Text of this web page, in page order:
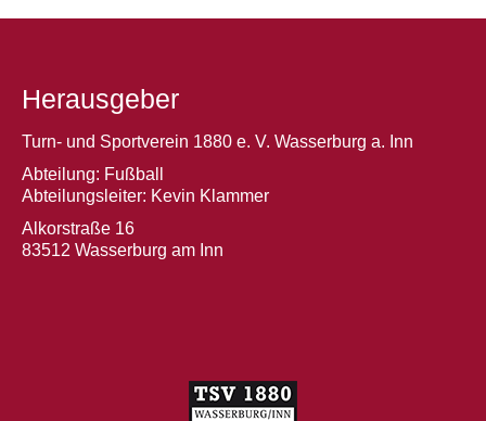
Herausgeber
Turn- und Sportverein 1880 e. V. Wasserburg a. Inn
Abteilung: Fußball
Abteilungsleiter: Kevin Klammer
Alkorstraße 16
83512 Wasserburg am Inn